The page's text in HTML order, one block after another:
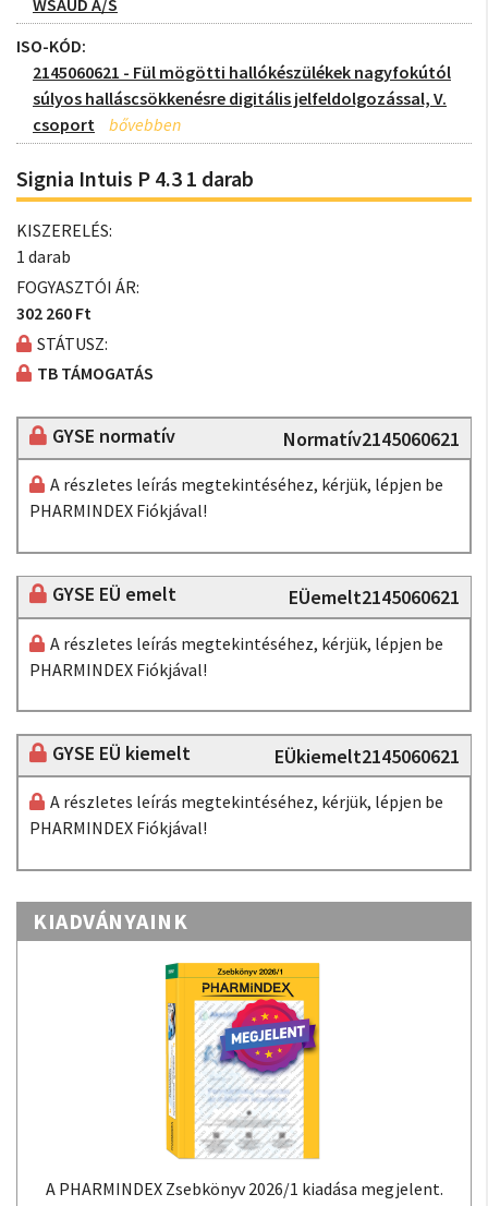
WSAUD A/S
ISO-KÓD:
2145060621 - Fül mögötti hallókészülékek nagyfokútól
súlyos halláscsökkenésre digitális jelfeldolgozással, V.
csoport
Signia Intuis P 4.3 1 darab
KISZERELÉS:
1 darab
FOGYASZTÓI ÁR:
302 260 Ft
STÁTUSZ:
TB TÁMOGATÁS
GYSE normatív Normatív2145060621
A részletes leírás megtekintéséhez, kérjük, lépjen be
PHARMINDEX Fiókjával!
GYSE EÜ emelt EÜemelt2145060621
A részletes leírás megtekintéséhez, kérjük, lépjen be
PHARMINDEX Fiókjával!
GYSE EÜ kiemelt EÜkiemelt2145060621
A részletes leírás megtekintéséhez, kérjük, lépjen be
PHARMINDEX Fiókjával!
KIADVÁNYAINK
A PHARMINDEX Zsebkönyv 2026/1 kiadása megjelent.